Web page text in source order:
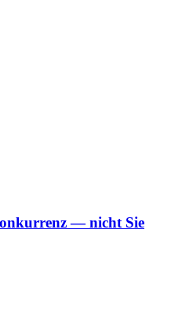
— nicht Sie